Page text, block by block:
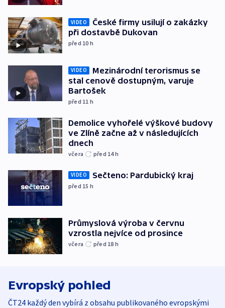
VIDEO
České firmy usilují o zakázky
při dostavbě Dukovan
před 10 h
VIDEO
Mezinárodní terorismus se
stal cenově dostupným, varuje
Bartošek
před 11 h
Demolice vyhořelé výškové budovy
ve Zlíně začne až v následujících
dnech
včera před 14h
VIDEO Sečteno: Pardubický kraj
před 15 h
Průmyslová výroba v červnu
vzrostla nejvíce od prosince
včera před 18 h
Evropský pohled
ČT24 každý den vybírá z obsahu publikovaného evropskými